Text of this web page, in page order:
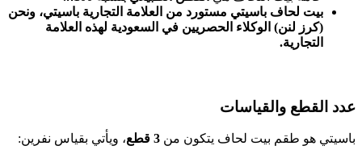
بيت لحاف باسيتي مستورد من العلامة التجارية باسيتي، ونحن
(كرز لنن) الوكلاء الحصريين في السعودية لهذه العلامة
التجارية.
عدد القطع والقياسات
باسيتي هو طقم بيت لحاف يتكون من 3 قطع ، ويأتي بقياس نفرين: